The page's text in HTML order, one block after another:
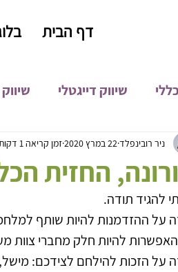
דף הבית
כללי שיווק דייגטלי שיווק
מיתוג קידום אורגני
חדשות
החזית
ניר רובינפלד22 במרץ 2020 זמן קריאה 1 דקות
להגיד תודה.
על ההזדמנות להיות שותף
להיות חלק מחברי צוות
על הזכות להילחם לצידכם: מישל,